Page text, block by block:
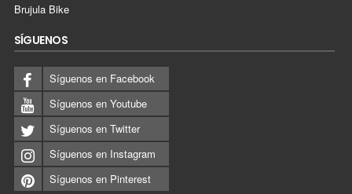
Brujula Bike
SÍGUENOS
Síguenos en Facebook
Síguenos en Youtube
Síguenos en Twitter
Síguenos en Instagram
Síguenos en Pinterest